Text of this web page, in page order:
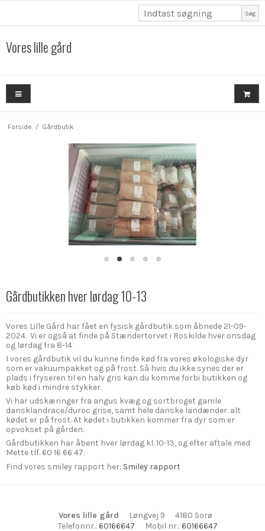
Søg
Vores lille gård
Forside / Gårdbutik
Gårdbutikken hver lørdag 10-13
Vores Lille Gård har fået en fysisk gårdbutik som åbnede 21-09-
2024. Vi er også at finde på Stændertorvet i Roskilde hver onsdag
og lørdag fra 8-14
I vores gårdbutik vil du kunne finde kød fra vores økologiske dyr
som er vakuumpakket og på frost. Så hvis du ikke synes der er
plads i fryseren til en halv gris kan du komme forbi butikken og
køb kød i mindre stykker.
Vi har udskæringer fra angus kvæg og sortbroget gamle
dansklandrace/duroc grise, samt hele danske landænder. alt
kødet er på frost. At kødet i butikken kommer fra dyr som er
opvokset på gården.
Gårdbutikken har åbent hver lørdag kl. 10-13, og efter aftale med
Mette tlf. 60 16 66 47.
Find vores smiley rapport her: Smiley rapport
Vores lille gård Løngvej 9
4180 Sorø
Telefonnr.: 60166647 Mobil nr.: 60166647